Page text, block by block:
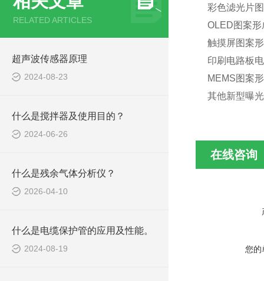
RELATED ARTICLES
超声波传感器原理
2024-08-23
什么是搅拌器及使用目的？
2024-06-26
什么是残余气体分析仪？
2026-04-10
什么是电缆保护管的应用及性能。
2024-08-19
彩色滤光片
OLED图案形
触摸屏图案
印刷电路板
MEMS图案
其他新型曝
在线咨询
您的